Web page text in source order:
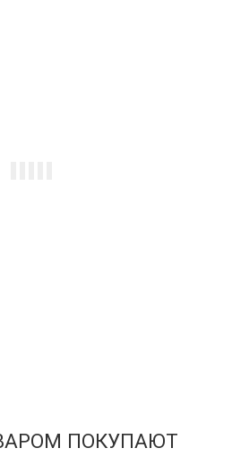
ПОКУПАЮТ